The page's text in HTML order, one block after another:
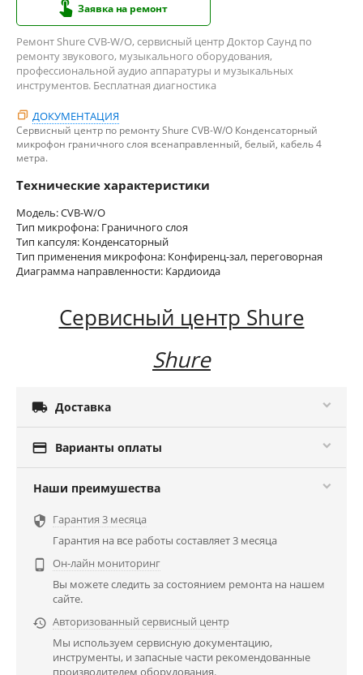
Заявка на ремонт
Ремонт Shure CVB-W/O, сервисный центр Доктор Саунд по
ремонту звукового, музыкального оборудования,
профессиональной аудио аппаратуры и музыкальных
инструментов. Бесплатная диагностика
ДОКУМЕНТАЦИЯ
Сервисный центр по ремонту Shure CVB-W/O Конденсаторный
микрофон граничного слоя всенаправленный, белый, кабель 4
метра.
Технические характеристики
Модель: CVB-W/O
Тип микрофона: Граничного слоя
Тип капсуля: Конденсаторный
Тип применения микрофона: Конфиренц-зал, переговорная
Диаграмма направленности: Кардиоида
Сервисный центр Shure
Shure
 Доставка
 Варианты оплаты
Наши преимушества
 Гарантия 3 месяца
Гарантия на все работы составляет 3 месяца

Он-лайн мониторинг
Вы можете следить за состоянием ремонта на нашем
сайте.
 Авторизованный сервисный центр
Мы используем сервисную документацию,
инструменты, и запасные части рекомендованные
производителем оборудования.